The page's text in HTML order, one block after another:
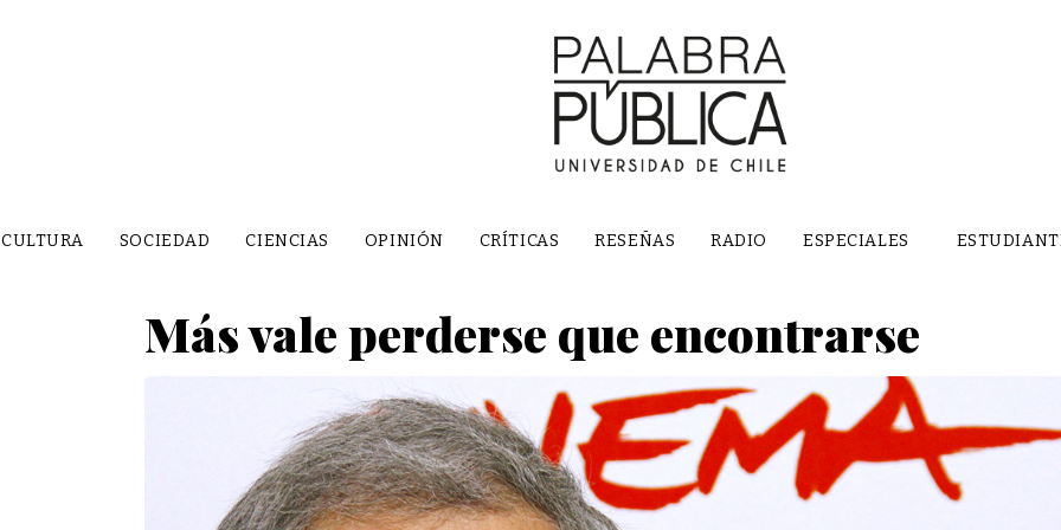
CULTURA SOCIEDAD CIENCIAS OPINIÓN CRÍTICAS RESEÑAS RADIO ESPECIALES
Más vale perderse que encontrarse